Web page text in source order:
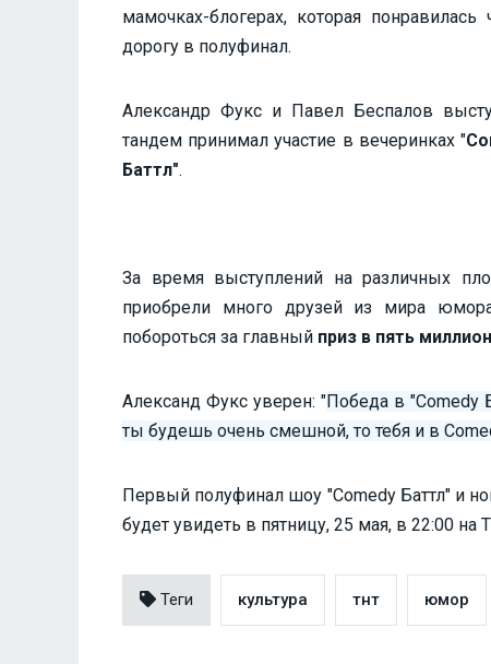
мамочках-блогерах, которая
дорогу в полуфинал.
Александр Фукс и Павел Беспалов
тандем принимал участие в вечеринках "
Баттл".
За время выступлений на различных
приобрели много друзей из мира
побороться за главный приз в пять
Александ Фукс уверен: "Победа в "Сomedy
ты будешь очень смешной, то тебя и в
Первый полуфинал шоу "Comedy Баттл" и
будет увидеть в пятницу, 25 мая, в 22:00 на
Теги культура тнт юмор